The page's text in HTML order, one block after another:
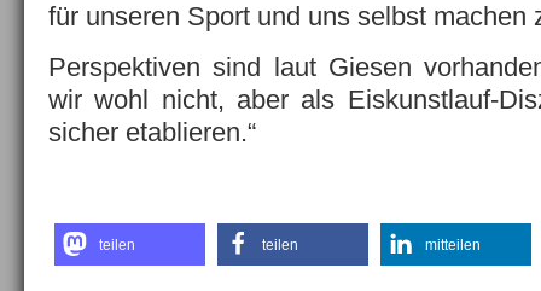
für unseren Sport und uns selbst machen
Perspektiven sind laut Giesen
wir wohl nicht, aber als Eiskunstlauf-
sicher etablieren.“
teilen teilen mitteilen